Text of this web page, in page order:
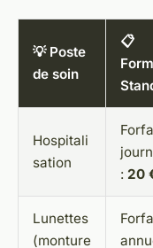
💡 Poste
de soin
📋
Hospitali
sation
: 20
Lunettes
(monture